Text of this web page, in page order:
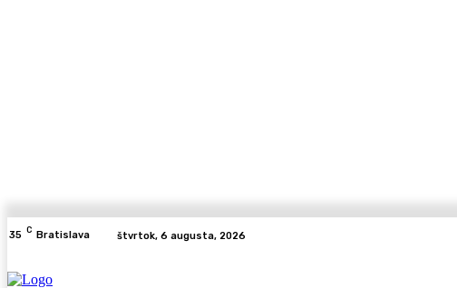
35 C Bratislava štvrtok, 6 augusta, 2026